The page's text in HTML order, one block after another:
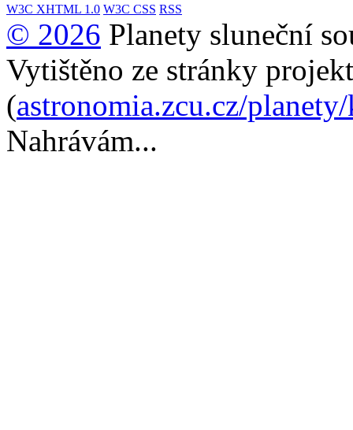
W3C XHTML 1.0 W3C CSS RSS
© 2026 Planety sluneční
Vytištěno ze stránky
(astronomia.zcu.cz/
Nahrávám...